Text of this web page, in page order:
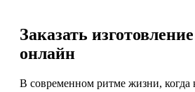
Заказать
онлайн
В современном ритме жизни, когда